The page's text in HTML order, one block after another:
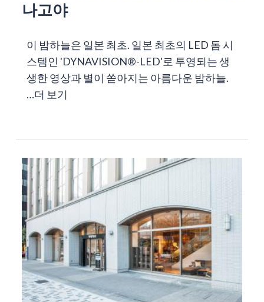
나고야
이 밤하늘은 일본 최초. 일본 최초의 LED 돔 시
스템인 'DYNAVISION®-LED'로 투영되는 생
생한 영상과 별이 쏟아지는 아름다운 밤하늘.
…더 보기